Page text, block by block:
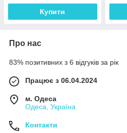
Купити
Про нас
83% позитивних з 6 відгуків за рік
Працює з 06.04.2024
м. Одеса
Одеса, Україна
Контакти